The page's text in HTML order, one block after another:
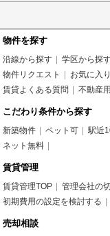
物件を探す
沿線から探す 学区から探
物件リクエスト
お気に入
賃貸よくある質問
不動産
こだわり条件から探す
新築物件 ペット可 駅近
ネット無料
賃貸管理
賃貸管理TOP 管理会社の
初期費用の設定を検討する
売却相談